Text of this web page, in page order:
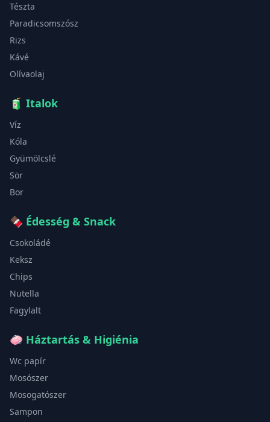
Tészta
Paradicsomszósz
Rizs
Kávé
Olívaolaj
🧃 Italok
Víz
Kóla
Gyümölcslé
Sör
Bor
🍫 Édesség & Snack
Csokoládé
Keksz
Chips
Nutella
Fagylalt
🧼 Háztartás & Higiénia
Wc papír
Mosószer
Mosogatószer
Sampon